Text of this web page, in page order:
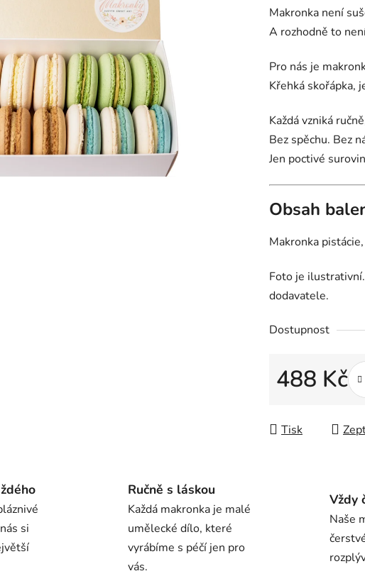
Makronka není
A rozhodně to
Pro nás je
Křehká skořápka,
Každá vzniká
Bez spěchu. Bez
Jen poctivé
Obsah
Makronka
Foto je
dodavatele.
Dostupnost
488 Kč
Tisk
si
Ručně s láskou
Každá makronka je malé
umělecké dílo, které
vyrábíme s péčí jen pro
vás.
Vždy
Naše